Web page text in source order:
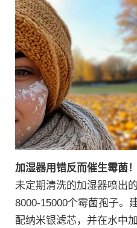
加湿器用错反而催生霉菌！
未定期清洗的加湿器喷出
8000-15000个霉菌孢子。
配纳米银滤芯，并在水中